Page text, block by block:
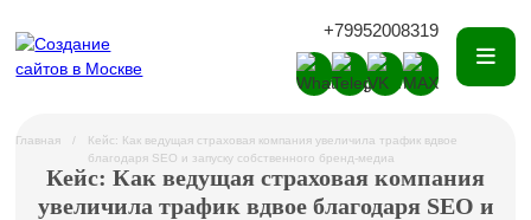
+79952008319
Главная
Кейс: Как ведущая страховая компания увеличила трафик вдвое
благодаря SEO и запуску собственного бренд-медиа
Кейс: Как ведущая страховая компания
увеличила трафик вдвое благодаря SEO и